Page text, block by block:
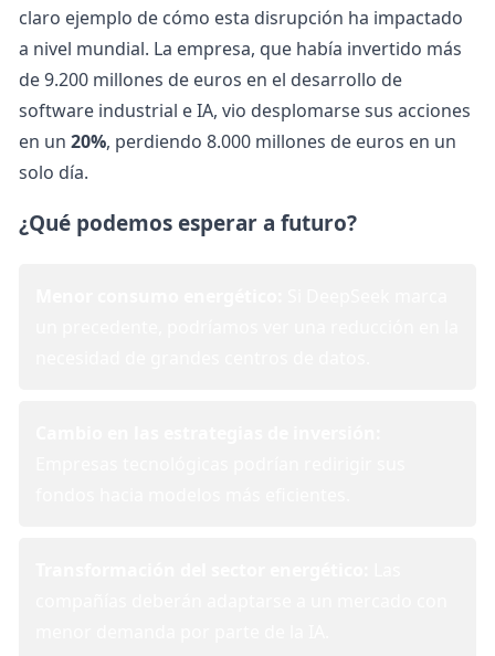
claro ejemplo de cómo esta disrupción ha impactado
a nivel mundial. La empresa, que había invertido más
de 9.200 millones de euros en el desarrollo de
software industrial e IA, vio desplomarse sus acciones
en un 20%, perdiendo 8.000 millones de euros en un
solo día.
¿Qué podemos esperar a futuro?